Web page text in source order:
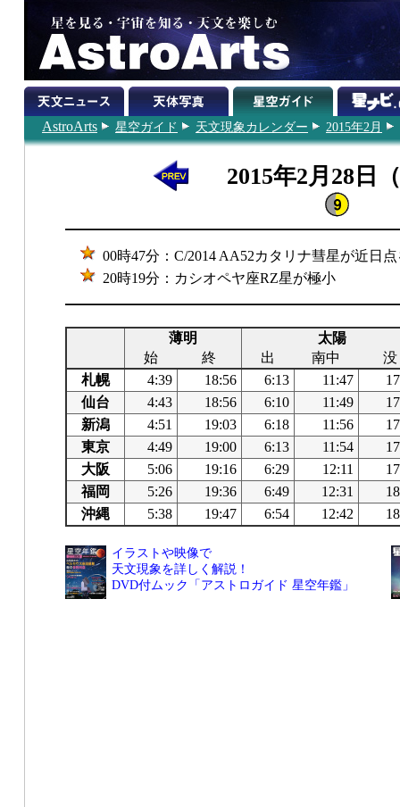
AstroArts 星空ガイド 天文現象カレンダー 2015年2月
2015年2月28日
00時47分：C/2014 AA52カタリナ彗星が近日
20時19分：カシオペヤ座RZ星が極小
薄明
太陽
始
終 出 南中
没
札幌
4:39 18:56 6:13 11:47
仙台
4:43 18:56 6:10 11:49
新潟
4:51 19:03 6:18 11:56
東京
4:49 19:00 6:13 11:54
大阪
5:06 19:16 6:29 12:11
福岡
5:26 19:36 6:49 12:31
沖縄
5:38 19:47 6:54 12:42
イラストや映像で
天文現象を詳しく解説！
DVD付ムック「アストロガイド 星空年鑑」